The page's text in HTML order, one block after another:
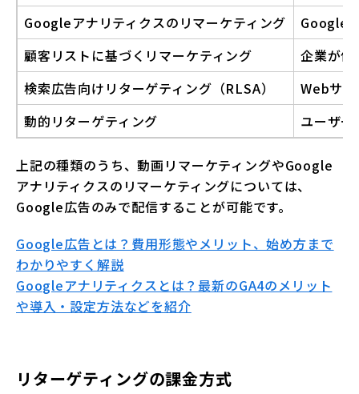
Googleアナリティクスのリマーケティング
Google
顧客リストに基づくリマーケティング
企業が保
検索広告向けリターゲティング（RLSA）
Webサ
動的リターゲティング
ユーザ
上記の種類のうち、動画リマーケティングやGoogle
アナリティクスのリマーケティングについては、
Google広告のみで配信することが可能です。
Google広告とは？費用形態やメリット、始め方まで
わかりやすく解説
Googleアナリティクスとは？最新のGA4のメリット
や導入・設定方法などを紹介
リターゲティングの課金方式